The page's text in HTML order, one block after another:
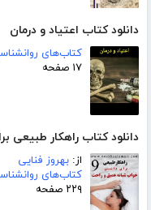
دانلود کتاب اعتیاد و درمان
کتاب‌های
۱۷ صفحه
دانلود کتاب راهکار
از: بهروز فنایی
کتاب‌های
۲۲۹ صفحه